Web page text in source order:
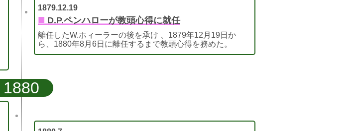
1879.12.19
■ D.P.ペンハローが教頭心得に就任
離任したW.ホィーラーの後を承け 、1879年12月19日か
ら、1880年8月6日に離任するまで教頭心得を務めた。
1880